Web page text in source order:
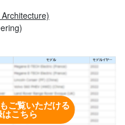
ご覧いただける
こちら